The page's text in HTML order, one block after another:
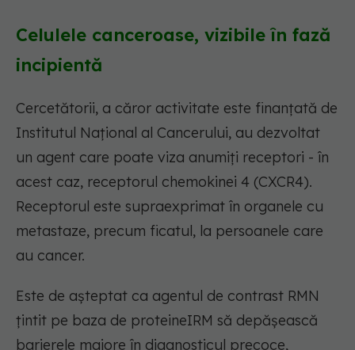
Celulele canceroase, vizibile în fază
incipientă
Cercetătorii, a căror activitate este finanțată de
Institutul Național al Cancerului, au dezvoltat
un agent care poate viza anumiți receptori - în
acest caz, receptorul chemokinei 4 (CXCR4).
Receptorul este supraexprimat în organele cu
metastaze, precum ficatul, la persoanele care
au cancer.
Este de așteptat ca agentul de contrast RMN
țintit pe baza de proteineIRM să depășească
barierele majore în diagnosticul precoce,